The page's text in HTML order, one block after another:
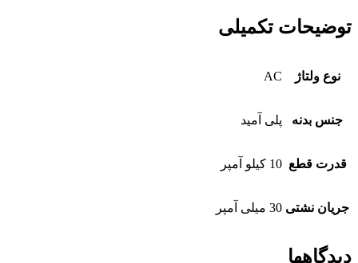
توضیحات تکمیلی
نوع ولتاژ AC
جنس بدنه پلی آمید
قدرت قطع 10 کیلو آمپر
جریان نشتی 30 میلی آمپر
دیدگاهها